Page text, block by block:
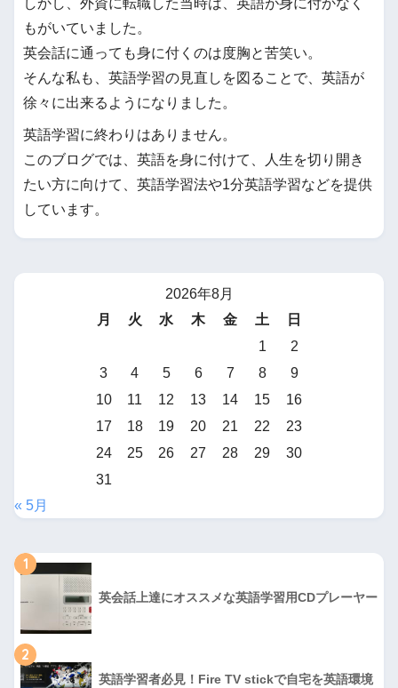
しかし、外資に転職した当時は、英語が身に付かなく
もがいていました。
英会話に通っても身に付くのは度胸と苦笑い。
そんな私も、英語学習の見直しを図ることで、英語が
徐々に出来るようになりました。
英語学習に終わりはありません。
このブログでは、英語を身に付けて、人生を切り開き
たい方に向けて、英語学習法や1分英語学習などを提供
しています。
2026年8月
月
火 水 木 金 土
日
1
2
3
4 5 6 7 8
9
10
11 12 13 14 15
16
17
18 19 20 21 22
23
24
25 26 27 28 29
30
31
« 5月
1
英会話上達にオススメな英語学習用CDプレーヤー
2
英語学習者必見！Fire TV stickで自宅を英語環境